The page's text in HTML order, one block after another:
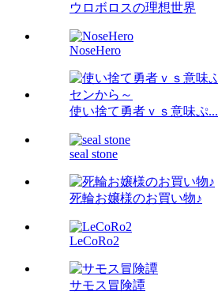
ウロボロスの理想世界
NoseHero
使い捨て勇者ｖｓ意味ぷ...
seal stone
死輪お嬢様のお買い物♪
LeCoRo2
サモス冒険譚